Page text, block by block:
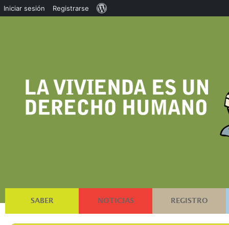
SABER NOTICIAS REGISTRO
Iniciar sesión Registrarse